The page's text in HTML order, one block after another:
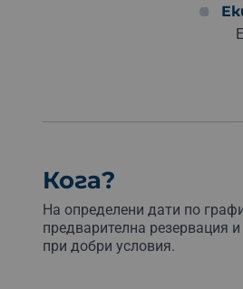
Кога?
На определени дати по
предварителна резервация и
при добри условия.